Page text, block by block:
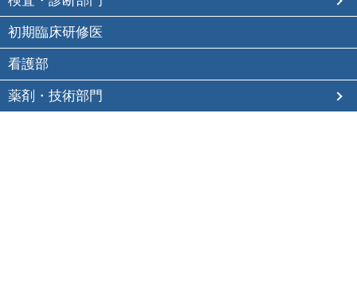
初期臨床研修医
看護部
薬剤・技術部門